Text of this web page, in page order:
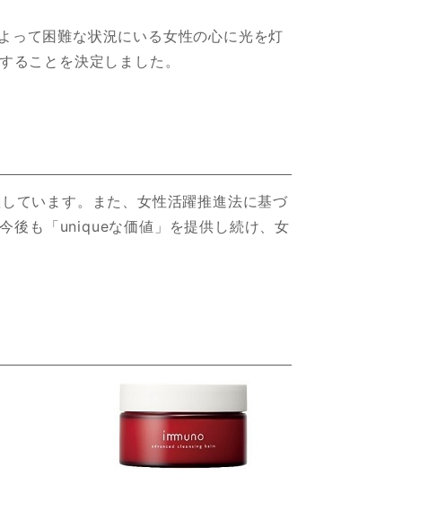
って困難な状況にいる女性の心に光を灯
ることを決定しました。
ています。また、女性活躍推進法に基づ
後も「uniqueな価値」を提供し続け、女